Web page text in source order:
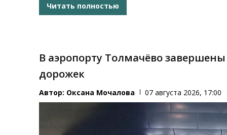
Читать полностью
В аэропорту Толмачёво
дорожек
Автор: Оксана Мочалова 07 августа 2026, 17:00